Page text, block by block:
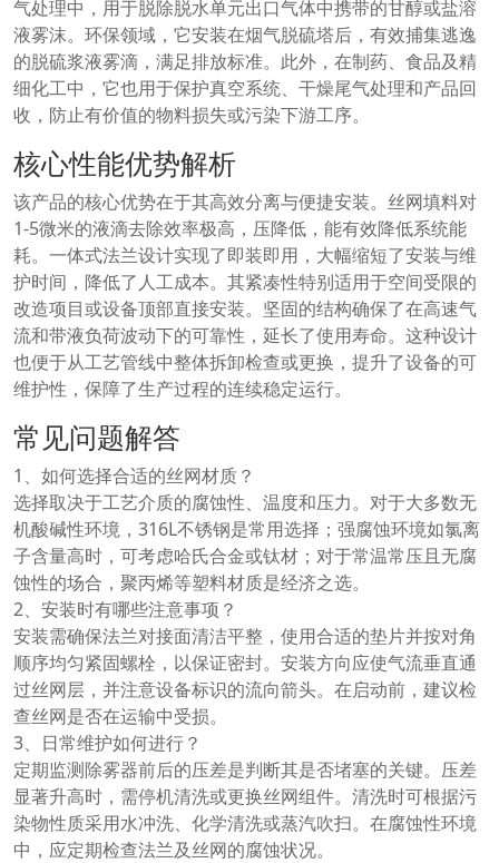
气处理中，用于脱除脱水单元出口气体中携带的甘醇或盐溶
液雾沫。环保领域，它安装在烟气脱硫塔后，有效捕集逃逸
的脱硫浆液雾滴，满足排放标准。此外，在制药、食品及精
细化工中，它也用于保护真空系统、干燥尾气处理和产品回
收，防止有价值的物料损失或污染下游工序。
核心性能优势解析
该产品的核心优势在于其高效分离与便捷安装。丝网填料对
1-5微米的液滴去除效率极高，压降低，能有效降低系统能
耗。一体式法兰设计实现了即装即用，大幅缩短了安装与维
护时间，降低了人工成本。其紧凑性特别适用于空间受限的
改造项目或设备顶部直接安装。坚固的结构确保了在高速气
流和带液负荷波动下的可靠性，延长了使用寿命。这种设计
也便于从工艺管线中整体拆卸检查或更换，提升了设备的可
维护性，保障了生产过程的连续稳定运行。
常见问题解答
1、如何选择合适的丝网材质？
选择取决于工艺介质的腐蚀性、温度和压力。对于大多数无
机酸碱性环境，316L不锈钢是常用选择；强腐蚀环境如氯离
子含量高时，可考虑哈氏合金或钛材；对于常温常压且无腐
蚀性的场合，聚丙烯等塑料材质是经济之选。
2、安装时有哪些注意事项？
安装需确保法兰对接面清洁平整，使用合适的垫片并按对角
顺序均匀紧固螺栓，以保证密封。安装方向应使气流垂直通
过丝网层，并注意设备标识的流向箭头。在启动前，建议检
查丝网是否在运输中受损。
3、日常维护如何进行？
定期监测除雾器前后的压差是判断其是否堵塞的关键。压差
显著升高时，需停机清洗或更换丝网组件。清洗时可根据污
染物性质采用水冲洗、化学清洗或蒸汽吹扫。在腐蚀性环境
中，应定期检查法兰及丝网的腐蚀状况。